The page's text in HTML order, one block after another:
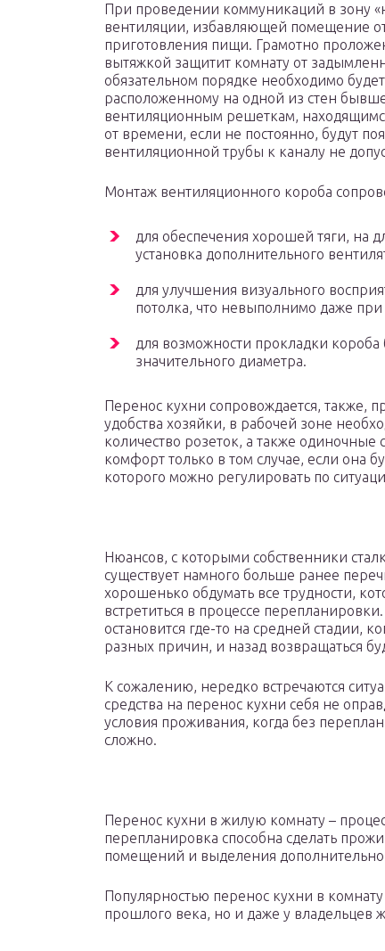
При проведении коммуникаций в зону
вентиляции, избавляющей помещение
приготовления пищи. Грамотно
вытяжкой защитит комнату от
обязательном порядке необходимо
расположенному на одной из стен
вентиляционным решеткам,
от времени, если не постоянно, будут
вентиляционной трубы к каналу не
Монтаж вентиляционного короба
для обеспечения хорошей тяги, на
установка дополнительного
для улучшения визуального
потолка, что невыполнимо даже
для возможности прокладки
значительного диаметра.
Перенос кухни сопровождается, также,
удобства хозяйки, в рабочей зоне
количество розеток, а также
комфорт только в том случае, если она
которого можно регулировать по
Нюансов, с которыми собственники
существует намного больше ранее
хорошенько обдумать все трудности,
встретиться в процессе
остановится где-то на средней стадии,
разных причин, и назад возвращаться
К сожалению, нередко встречаются
средства на перенос кухни себя не
условия проживания, когда без
сложно.
Перенос кухни в жилую комнату –
перепланировка способна сделать
помещений и выделения
Популярностью перенос кухни в
прошлого века, но и даже у владельцев